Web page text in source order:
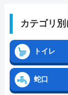
カテゴリ
トイレ
蛇口